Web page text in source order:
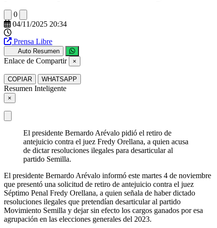
0
04/11/2025 20:34
Prensa Libre
Auto Resumen
Enlace de Compartir ×
COPIAR WHATSAPP
Resumen Inteligente
×
El presidente Bernardo Arévalo pidió el retiro de
antejuicio contra el juez Fredy Orellana, a quien acusa
de dictar resoluciones ilegales para desarticular al
partido Semilla.
El presidente Bernardo Arévalo informó este martes 4 de noviembre
que presentó una solicitud de retiro de antejuicio contra el juez
Séptimo Penal Fredy Orellana, a quien señala de haber dictado
resoluciones ilegales que pretendían desarticular al partido
Movimiento Semilla y dejar sin efecto los cargos ganados por esa
agrupación en las elecciones generales del 2023.